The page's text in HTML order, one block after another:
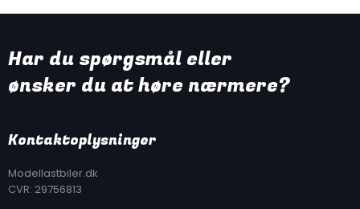
Har du spørgsmål eller
​ønsker du at høre nærmere?
Kontakt​oplysninger
​Modellastbiler.dk​
CVR: 29756813